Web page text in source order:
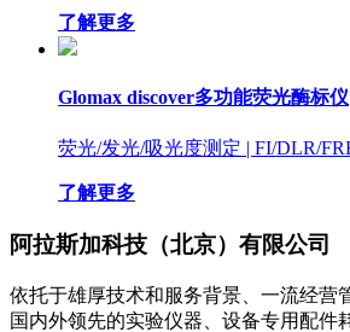
了解更多
Glomax discover多功能荧光酶标仪
荧光/发光/吸光度测定 | FI/DLR/
了解更多
阿拉斯加科技（北京）有限公司
依托于雄厚技术和服务背景、一流经营
国内外领先的实验仪器、设备专用配件